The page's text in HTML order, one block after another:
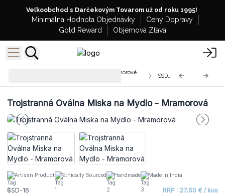
Veľkoobchod s Darčekovým Tovarom už od roku 1995!
Minimálna Hodnota Objednávky
Ceny Dopravy
Gold Reward
Objemová Zľava
Veľkoobchodné Kamenné a Mramorové
SSD-16
Trojstranná Oválna Miska na Mydlo - Mramorová
Artisan Product Ethically Sourced Handmade Made In India
SSD-16 RRP : 27,50 € / kus